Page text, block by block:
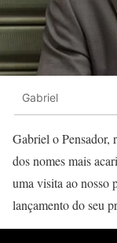
Gabriel
Gabriel o Pensador,
dos nomes mais
uma visita ao nosso
lançamento do seu